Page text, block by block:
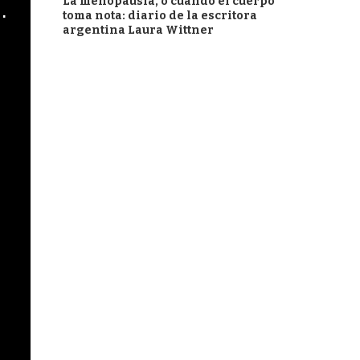
"Subrayado"
toma nota: diario de la escritora
argentina Laura Wittner